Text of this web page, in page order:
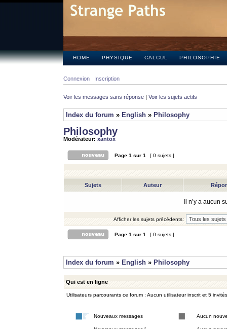
HOME PHYSIQUE CALCUL PHILOSOPHIE
Connexion Inscription
Voir les messages sans réponse | Voir les sujets actifs
Index du forum » English » Philosophy
Philosophy
Modérateur: xantox
Page 1 sur 1 [ 0 sujets ]
Sujets Auteur
Il n’y a aucun
Afficher les sujets précédents:
Page 1 sur 1 [ 0 sujets ]
Index du forum » English » Philosophy
Qui est en ligne
Utilisateurs parcourants ce forum : Aucun utilisateur inscrit et 5 invités
Nouveaux messages Aucun